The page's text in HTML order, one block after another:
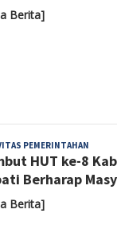
Berita]
PEMERINTAHAN
HUT ke-8
Berharap
Berita]